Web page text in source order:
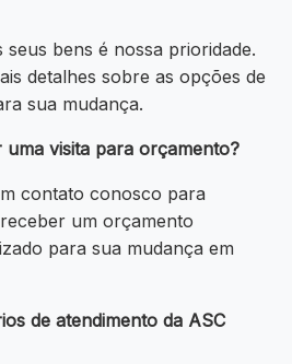
seus bens é nossa prioridade.
detalhes sobre as opções de
sua mudança.
uma visita para orçamento?
contato conosco para
um orçamento
para sua mudança em
de atendimento da ASC